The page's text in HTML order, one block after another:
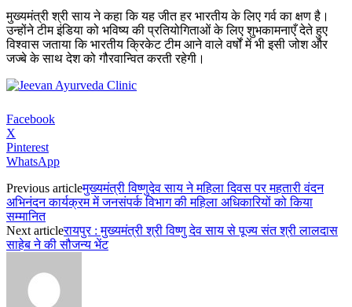
मुख्यमंत्री श्री साय ने कहा कि यह जीत हर भारतीय के लिए गर्व का क्षण है।
उन्होंने टीम इंडिया को भविष्य की प्रतियोगिताओं के लिए शुभकामनाएँ देते हुए
विश्वास जताया कि भारतीय क्रिकेट टीम आने वाले वर्षों में भी इसी जोश और
जज्बे के साथ देश को गौरवान्वित करती रहेगी।
Facebook
X
Pinterest
WhatsApp
Previous articleमुख्यमंत्री विष्णुदेव साय ने महिला दिवस पर महतारी वंदन
अभिनंदन कार्यक्रम में जनसंपर्क विभाग की महिला अधिकारियों को किया
सम्मानित
Next articleरायपुर : मुख्यमंत्री श्री विष्णु देव साय से पूज्य संत श्री लालदास
साहेब ने की सौजन्य भेंट